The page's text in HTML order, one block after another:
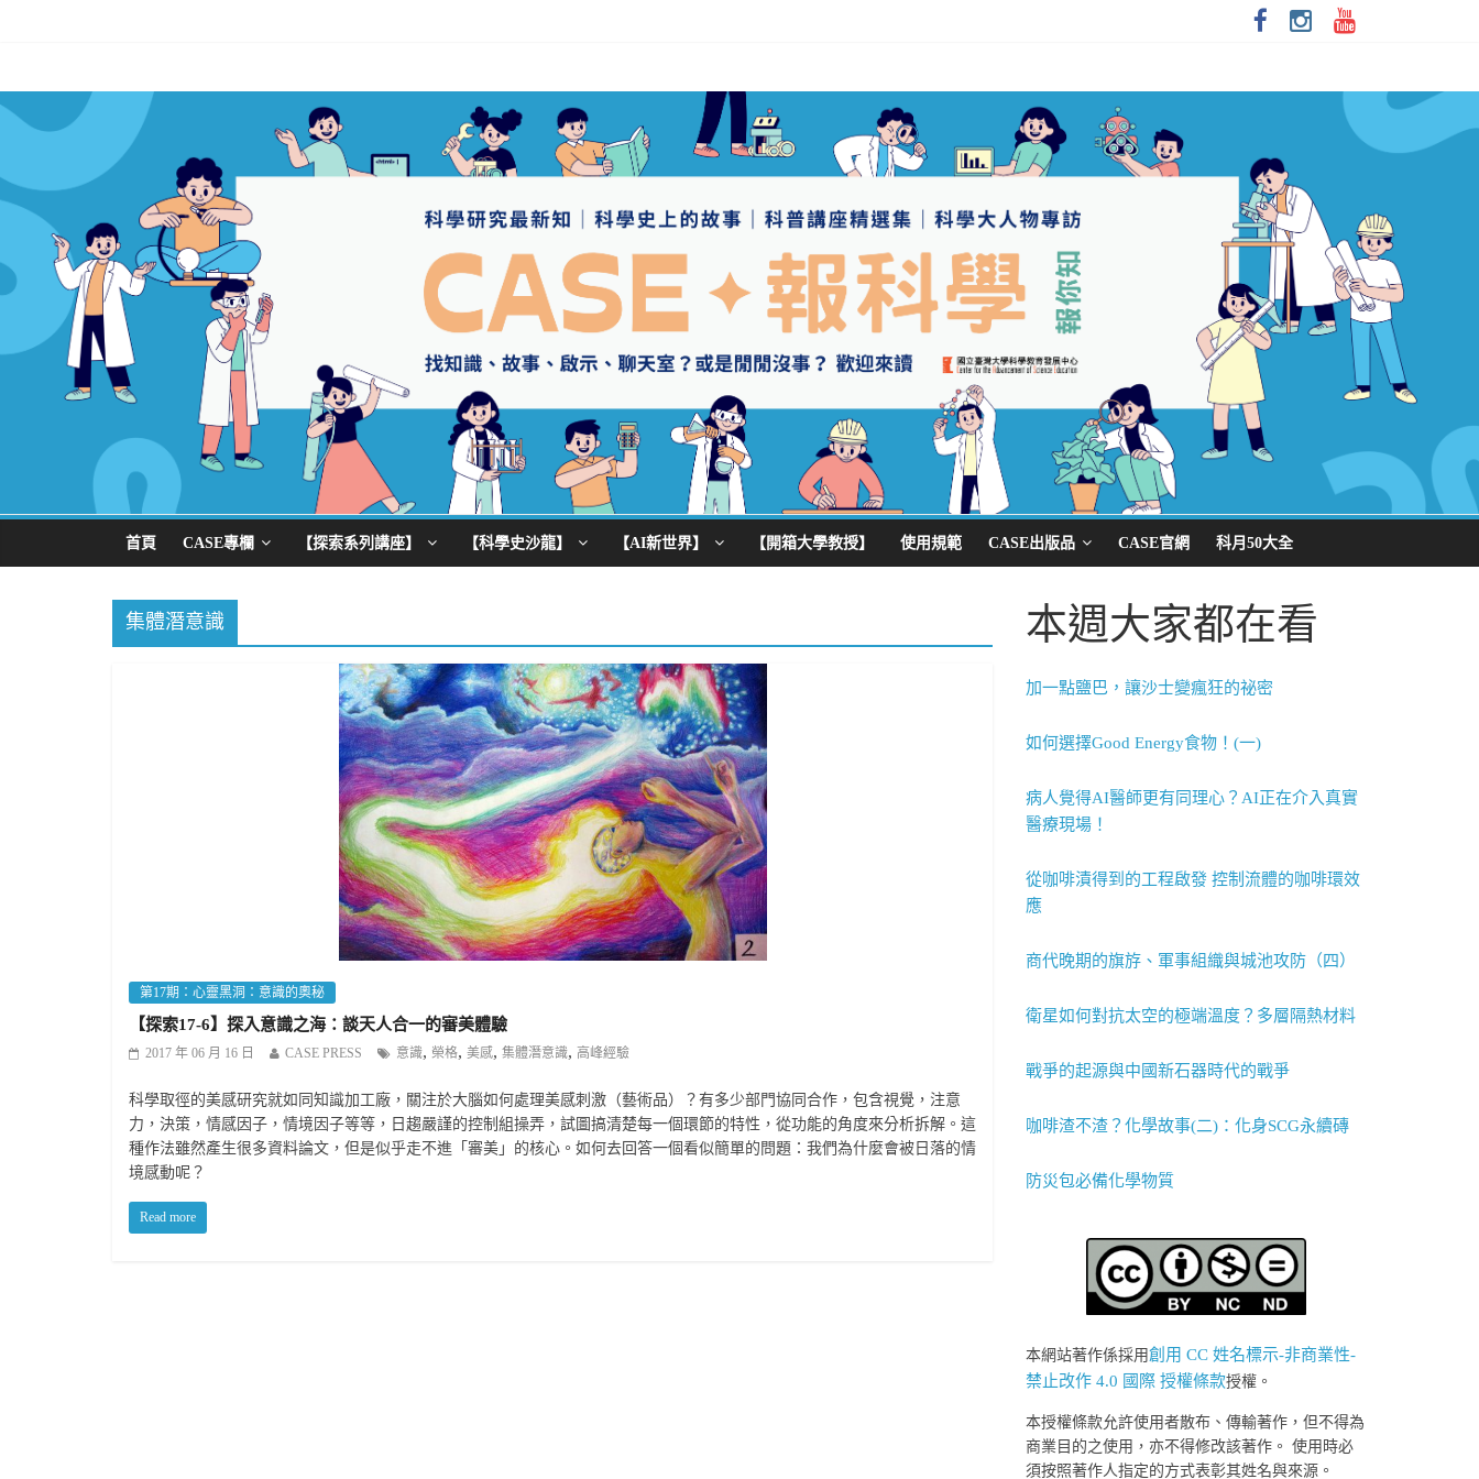
首頁 CASE專欄 【探索系列講座】 【科學史沙龍】 【AI新世界】 【開箱大學教授】 使用規範 CASE出版品 CASE官網 科月50大全
集體潛意識
第17期：心靈黑洞：意識的奧秘
【探索17-6】探入意識之海：談天人合一的審美體驗
2017 年 06 月 16 日 CASE PRESS 意識, 榮格, 美感, 集體潛意識, 高峰經驗
科學取徑的美感研究就如同知識加工廠，關注於大腦如何處理美感刺激（藝術品）？有多少部門協同合作，包含視覺，注意
力，決策，情感因子，情境因子等等，日趨嚴謹的控制組操弄，試圖搞清楚每一個環節的特性，從功能的角度來分析拆解。這
種作法雖然產生很多資料論文，但是似乎走不進「審美」的核心。如何去回答一個看似簡單的問題：我們為什麼會被日落的情
境感動呢？
Read more
本週大家都在看
加一點鹽巴，讓沙士變瘋狂的祕密
如何選擇Good Energy食物！(一)
病人覺得AI醫師更有同理心？AI正在介入真實
醫療現場！
從咖啡漬得到的工程啟發 控制流體的咖啡環效
應
商代晚期的旗斿、軍事組織與城池攻防（四）
衛星如何對抗太空的極端溫度？多層隔熱材料
戰爭的起源與中國新石器時代的戰爭
咖啡渣不渣？化學故事(二)：化身SCG永續磚
防災包必備化學物質
本網站著作係採用創用 CC 姓名標示-非商業性-
禁止改作 4.0 國際 授權條款授權。
本授權條款允許使用者散布、傳輸著作，但不得為
商業目的之使用，亦不得修改該著作。 使用時必
須按照著作人指定的方式表彰其姓名與來源。